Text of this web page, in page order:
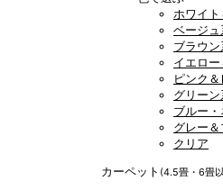
ホワイ
ベージ
ブラウ
イエロ
ピンク
グリー
ブルー
グレー
クリア
カーペット (4.5畳・6畳